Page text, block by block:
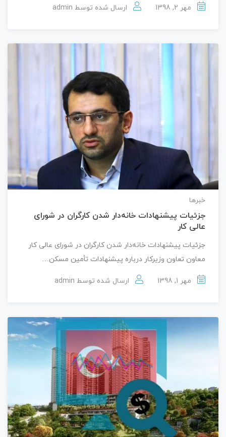
مهر 2, 1398 ارسال شده توسط admin
خبرها
جزئیات پیشنهادات خانه‌دار شدن کارگران در شورای
عالی کار
جزئیات پیشنهادات خانه‌دار شدن کارگران در شورای عالی کار
معاون تعاون وزیرکار درباره پیشنهادات تأمین مسکن…
مهر 1, 1398 ارسال شده توسط admin